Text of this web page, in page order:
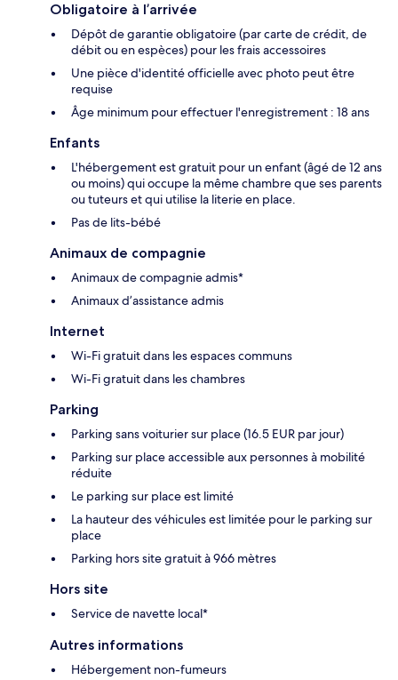
Obligatoire à l’arrivée
Dépôt de garantie obligatoire (par carte de crédit, de
débit ou en espèces) pour les frais accessoires
Une pièce d'identité officielle avec photo peut être
requise
Âge minimum pour effectuer l'enregistrement : 18 ans
Enfants
L'hébergement est gratuit pour un enfant (âgé de 12 ans
ou moins) qui occupe la même chambre que ses parents
ou tuteurs et qui utilise la literie en place.
Pas de lits-bébé
Animaux de compagnie
Animaux de compagnie admis*
Animaux d’assistance admis
Internet
Wi-Fi gratuit dans les espaces communs
Wi-Fi gratuit dans les chambres
Parking
Parking sans voiturier sur place (16.5 EUR par jour)
Parking sur place accessible aux personnes à mobilité
réduite
Le parking sur place est limité
La hauteur des véhicules est limitée pour le parking sur
place
Parking hors site gratuit à 966 mètres
Hors site
Service de navette local*
Autres informations
Hébergement non-fumeurs